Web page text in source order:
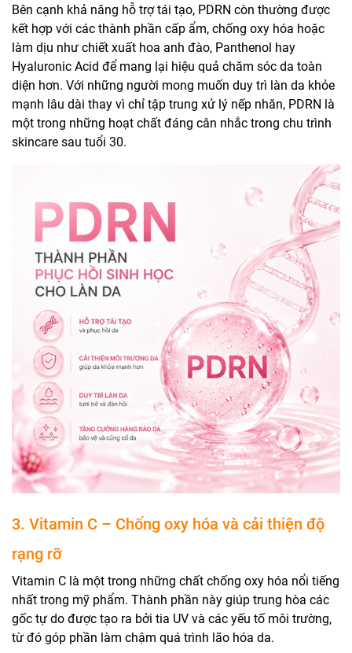
Bên cạnh khả năng hỗ trợ tái tạo, PDRN còn thường được
kết hợp với các thành phần cấp ẩm, chống oxy hóa hoặc
làm dịu như chiết xuất hoa anh đào, Panthenol hay
Hyaluronic Acid để mang lại hiệu quả chăm sóc da toàn
diện hơn. Với những người mong muốn duy trì làn da khỏe
mạnh lâu dài thay vì chỉ tập trung xử lý nếp nhăn, PDRN là
một trong những hoạt chất đáng cân nhắc trong chu trình
skincare sau tuổi 30.
3. Vitamin C – Chống oxy hóa và cải thiện độ
rạng rỡ
Vitamin C là một trong những chất chống oxy hóa nổi tiếng
nhất trong mỹ phẩm. Thành phần này giúp trung hòa các
gốc tự do được tạo ra bởi tia UV và các yếu tố môi trường,
từ đó góp phần làm chậm quá trình lão hóa da.